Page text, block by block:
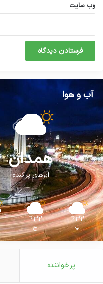
وب‌ سایت
آب و هوا
همدان
ابرهای پراکنده
32
℃
پ
32
℃
ج
پرخواننده